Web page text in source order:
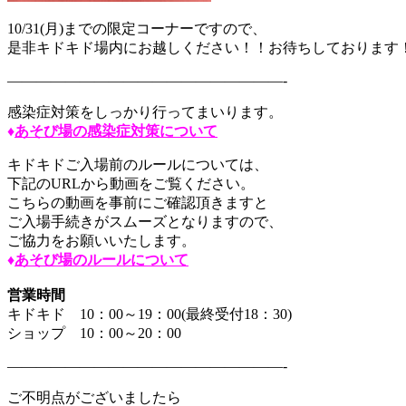
10/31(月)までの限定コーナーですので、
是非キドキド場内にお越しください！！お待ちしております
———————————————————-
感染症対策をしっかり行ってまいります。
♦あそび場の感染症対策について
キドキドご入場前のルールについては、
下記のURLから動画をご覧ください。
こちらの動画を事前にご確認頂きますと
ご入場手続きがスムーズとなりますので、
ご協力をお願いいたします。
♦あそび場のルールについて
営業時間
​キドキド 10：00～19：00(最終受付18：30)
​ショップ 10：00～20：00
———————————————————-
ご不明点がございましたら